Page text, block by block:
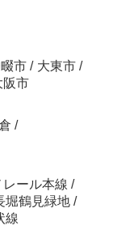
市 / 大東市 /
阪市
/
レール本線 /
堀鶴見緑地 /
線